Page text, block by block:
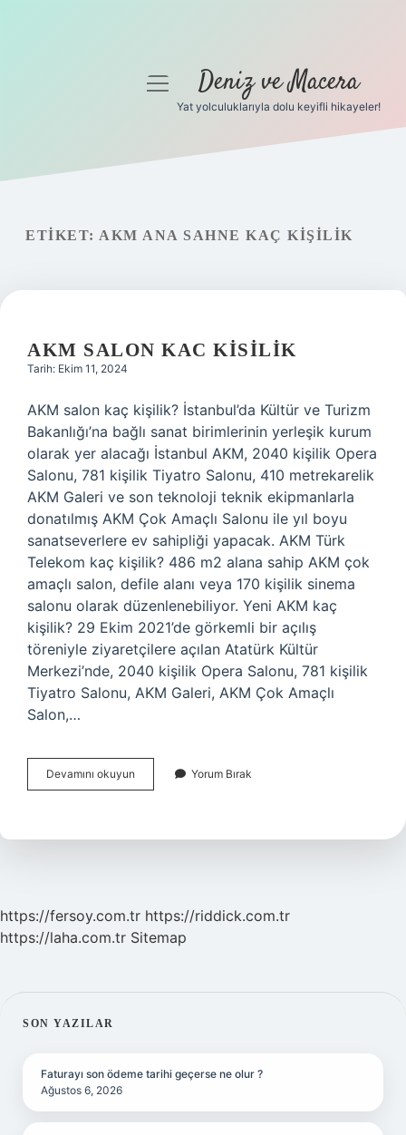
Gizlilik Politikası
menüyüDeniz ve Macera
Yat yolculuklarıyla dolu keyifli hikayeler!
ETIKET: AKM ANA SAHNE KAÇ KIŞILIK
AKM SALON KAC KISILIK
Tarih: Ekim 11, 2024
AKM salon kaç kişilik? İstanbul’da Kültür ve Turizm
Bakanlığı’na bağlı sanat birimlerinin yerleşik kurum
olarak yer alacağı İstanbul AKM, 2040 kişilik Opera
Salonu, 781 kişilik Tiyatro Salonu, 410 metrekarelik
AKM Galeri ve son teknoloji teknik ekipmanlarla
donatılmış AKM Çok Amaçlı Salonu ile yıl boyu
sanatseverlere ev sahipliği yapacak. AKM Türk
Telekom kaç kişilik? 486 m2 alana sahip AKM çok
amaçlı salon, defile alanı veya 170 kişilik sinema
salonu olarak düzenlenebiliyor. Yeni AKM kaç
kişilik? 29 Ekim 2021’de görkemli bir açılış
töreniyle ziyaretçilere açılan Atatürk Kültür
Merkezi’nde, 2040 kişilik Opera Salonu, 781 kişilik
Tiyatro Salonu, AKM Galeri, AKM Çok Amaçlı
Salon,…
Devamını okuyun
Salon
Yorum Bırak
https://fersoy.com.tr https://riddick.com.tr
https://laha.com.tr Sitemap
SIDEBAR
SON YAZILAR
Faturayı son ödeme tarihi geçerse ne olur ?
Ağustos 6, 2026